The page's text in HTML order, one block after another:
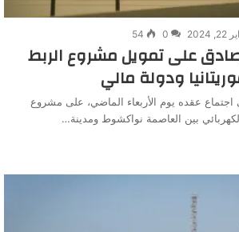
0
54
على تمويل مشروع الربط
ودولة مالي
عقده يوم الأربعاء الماضي، على مشروع
بين العاصمة نواكشوط ومدينة…